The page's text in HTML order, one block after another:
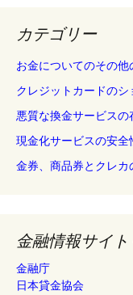
カテゴリー
お金についてのその他
クレジットカードの
悪質な換金サービスの
現金化サービスの安全
金券、商品券とクレ
金融情報サイ
金融庁
日本貸金協会